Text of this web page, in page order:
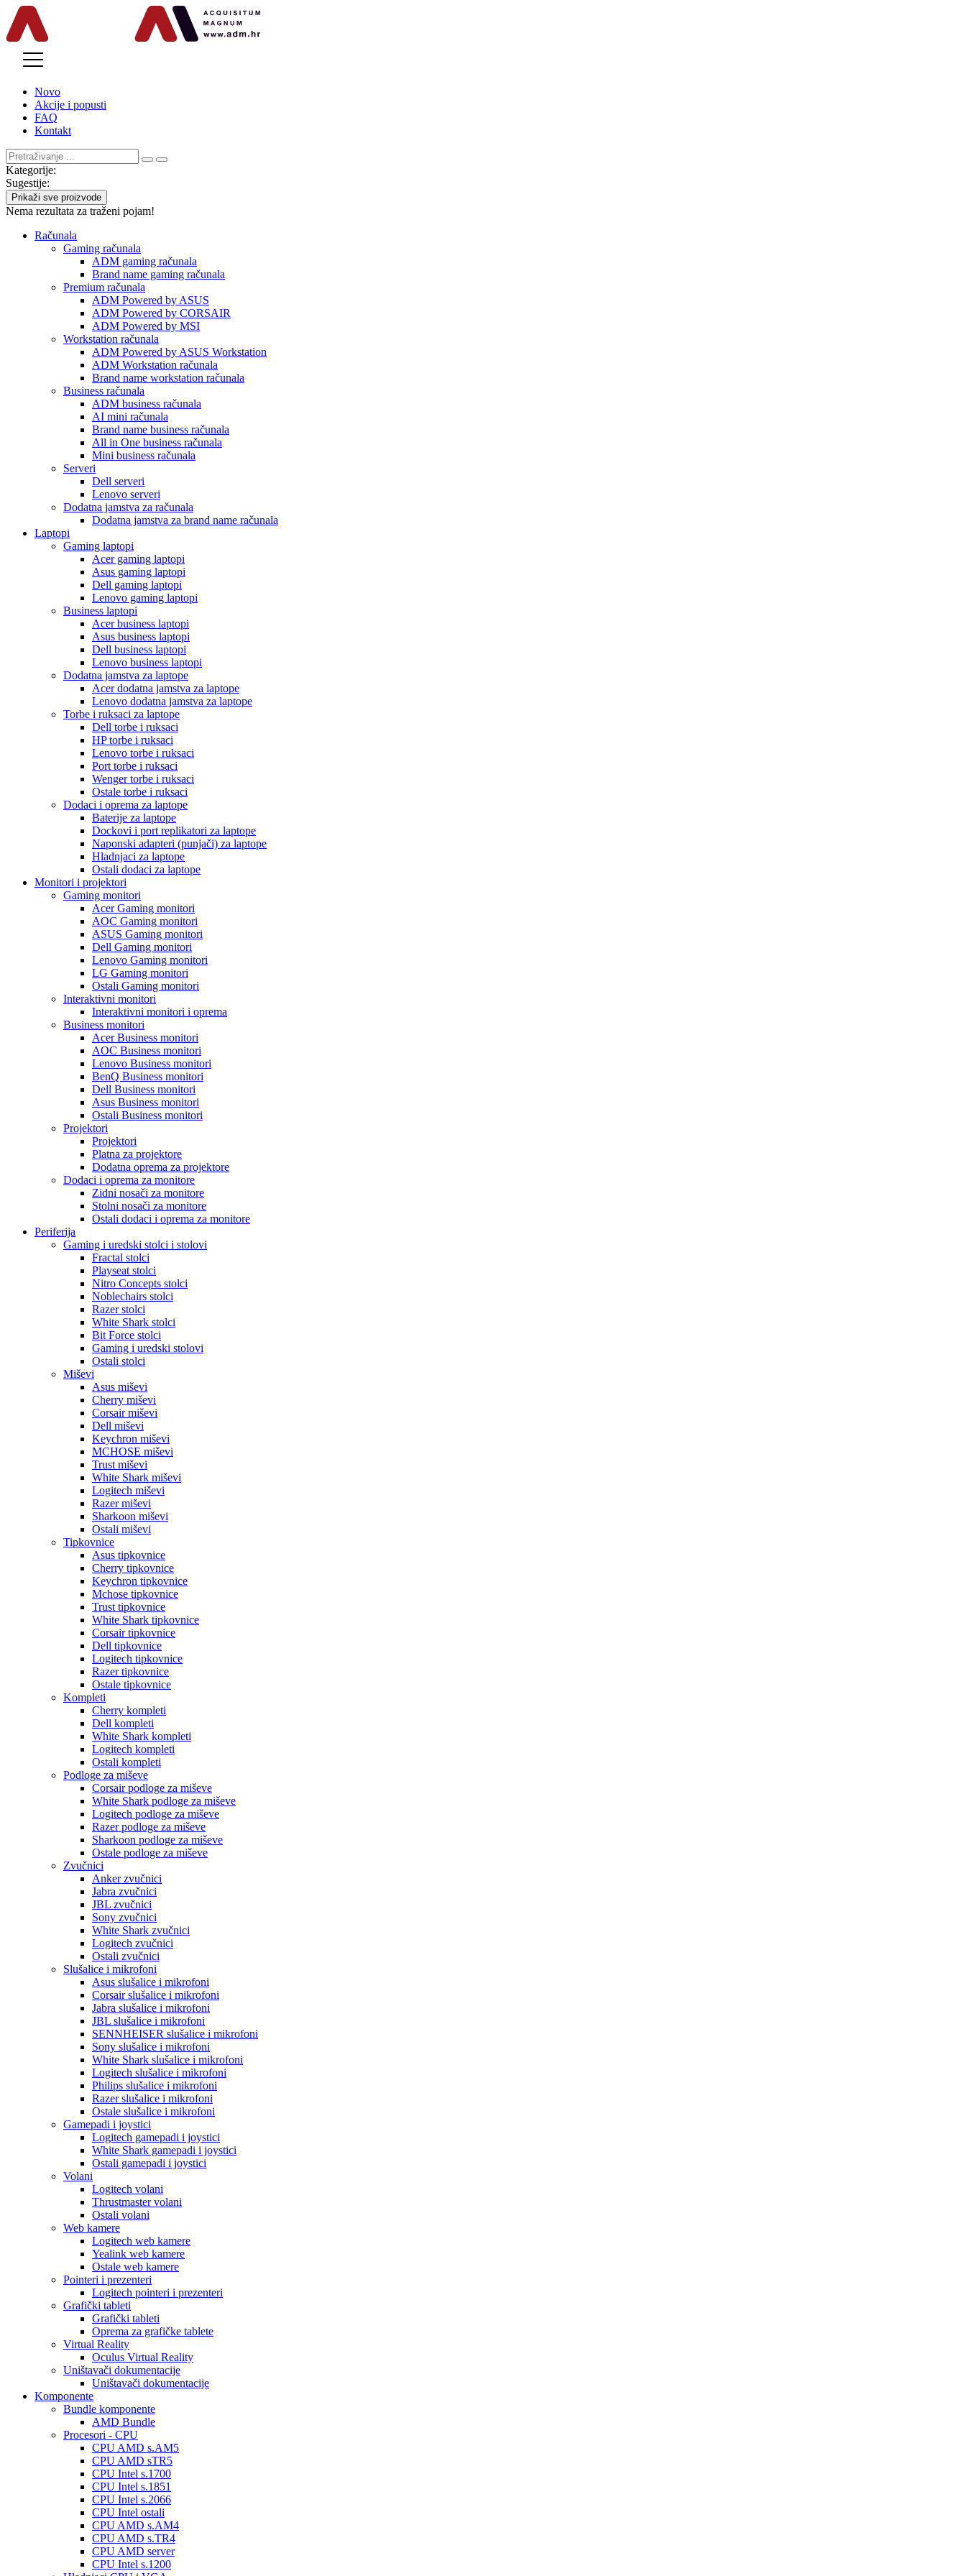
Novo
Akcije i popusti
FAQ
Kontakt
Kategorije:
Sugestije:
Prikaži sve proizvode
Nema rezultata za traženi pojam!
Računala
Gaming računala
ADM gaming računala
Brand name gaming računala
Premium računala
ADM Powered by ASUS
ADM Powered by CORSAIR
ADM Powered by MSI
Workstation računala
ADM Powered by ASUS Workstation
ADM Workstation računala
Brand name workstation računala
Business računala
ADM business računala
AI mini računala
Brand name business računala
All in One business računala
Mini business računala
Serveri
Dell serveri
Lenovo serveri
Dodatna jamstva za računala
Dodatna jamstva za brand name računala
Laptopi
Gaming laptopi
Acer gaming laptopi
Asus gaming laptopi
Dell gaming laptopi
Lenovo gaming laptopi
Business laptopi
Acer business laptopi
Asus business laptopi
Dell business laptopi
Lenovo business laptopi
Dodatna jamstva za laptope
Acer dodatna jamstva za laptope
Lenovo dodatna jamstva za laptope
Torbe i ruksaci za laptope
Dell torbe i ruksaci
HP torbe i ruksaci
Lenovo torbe i ruksaci
Port torbe i ruksaci
Wenger torbe i ruksaci
Ostale torbe i ruksaci
Dodaci i oprema za laptope
Baterije za laptope
Dockovi i port replikatori za laptope
Naponski adapteri (punjači) za laptope
Hladnjaci za laptope
Ostali dodaci za laptope
Monitori i projektori
Gaming monitori
Acer Gaming monitori
AOC Gaming monitori
ASUS Gaming monitori
Dell Gaming monitori
Lenovo Gaming monitori
LG Gaming monitori
Ostali Gaming monitori
Interaktivni monitori
Interaktivni monitori i oprema
Business monitori
Acer Business monitori
AOC Business monitori
Lenovo Business monitori
BenQ Business monitori
Dell Business monitori
Asus Business monitori
Ostali Business monitori
Projektori
Projektori
Platna za projektore
Dodatna oprema za projektore
Dodaci i oprema za monitore
Zidni nosači za monitore
Stolni nosači za monitore
Ostali dodaci i oprema za monitore
Periferija
Gaming i uredski stolci i stolovi
Fractal stolci
Playseat stolci
Nitro Concepts stolci
Noblechairs stolci
Razer stolci
White Shark stolci
Bit Force stolci
Gaming i uredski stolovi
Ostali stolci
Miševi
Asus miševi
Cherry miševi
Corsair miševi
Dell miševi
Keychron miševi
MCHOSE miševi
Trust miševi
White Shark miševi
Logitech miševi
Razer miševi
Sharkoon miševi
Ostali miševi
Tipkovnice
Asus tipkovnice
Cherry tipkovnice
Keychron tipkovnice
Mchose tipkovnice
Trust tipkovnice
White Shark tipkovnice
Corsair tipkovnice
Dell tipkovnice
Logitech tipkovnice
Razer tipkovnice
Ostale tipkovnice
Kompleti
Cherry kompleti
Dell kompleti
White Shark kompleti
Logitech kompleti
Ostali kompleti
Podloge za miševe
Corsair podloge za miševe
White Shark podloge za miševe
Logitech podloge za miševe
Razer podloge za miševe
Sharkoon podloge za miševe
Ostale podloge za miševe
Zvučnici
Anker zvučnici
Jabra zvučnici
JBL zvučnici
Sony zvučnici
White Shark zvučnici
Logitech zvučnici
Ostali zvučnici
Slušalice i mikrofoni
Asus slušalice i mikrofoni
Corsair slušalice i mikrofoni
Jabra slušalice i mikrofoni
JBL slušalice i mikrofoni
SENNHEISER slušalice i mikrofoni
Sony slušalice i mikrofoni
White Shark slušalice i mikrofoni
Logitech slušalice i mikrofoni
Philips slušalice i mikrofoni
Razer slušalice i mikrofoni
Ostale slušalice i mikrofoni
Gamepadi i joystici
Logitech gamepadi i joystici
White Shark gamepadi i joystici
Ostali gamepadi i joystici
Volani
Logitech volani
Thrustmaster volani
Ostali volani
Web kamere
Logitech web kamere
Yealink web kamere
Ostale web kamere
Pointeri i prezenteri
Logitech pointeri i prezenteri
Grafički tableti
Grafički tableti
Oprema za grafičke tablete
Virtual Reality
Oculus Virtual Reality
Uništavači dokumentacije
Uništavači dokumentacije
Komponente
Bundle komponente
AMD Bundle
Procesori - CPU
CPU AMD s.AM5
CPU AMD sTR5
CPU Intel s.1700
CPU Intel s.1851
CPU Intel s.2066
CPU Intel ostali
CPU AMD s.AM4
CPU AMD s.TR4
CPU AMD server
CPU Intel s.1200